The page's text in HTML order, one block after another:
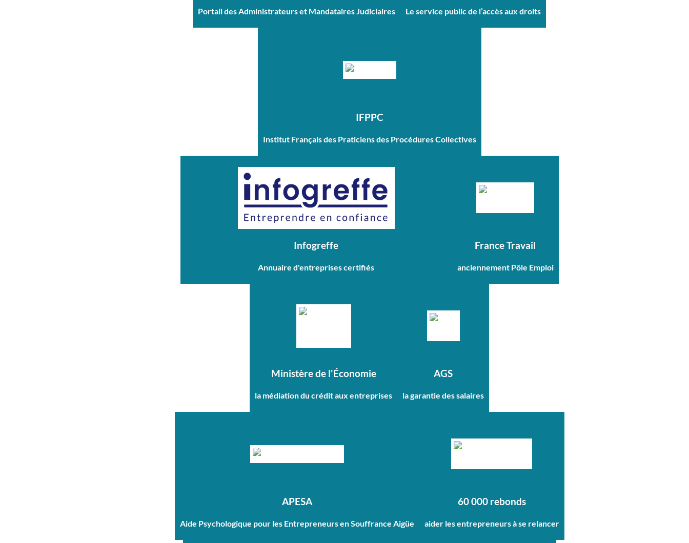
Portail des Administrateurs et Mandataires Judiciaires Le service public de l’accès aux droits
IFPPC
Institut Français des Praticiens des Procédures Collectives
Infogreffe
Annuaire d'entreprises certifiés
France Travail
anciennement Pôle Emploi
Ministère de l'Économie
la médiation du crédit aux entreprises
AGS
la garantie des salaires
APESA
Aide Psychologique pour les Entrepreneurs en Souffrance Aigüe
60 000 rebonds
aider les entrepreneurs à se relancer